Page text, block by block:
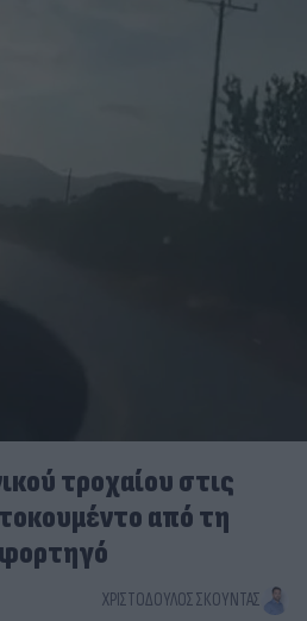
τροχαίου στις
από τη
ΧΡΙΣΤΌΔΟΥΛΟΣ ΣΚΟΎΝΤΑΣ